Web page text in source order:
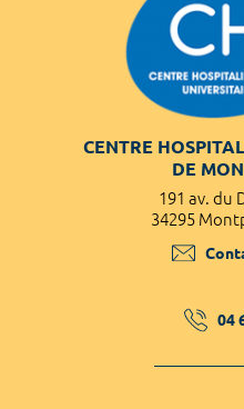
CENTRE
DE
191 av. du
34295
04